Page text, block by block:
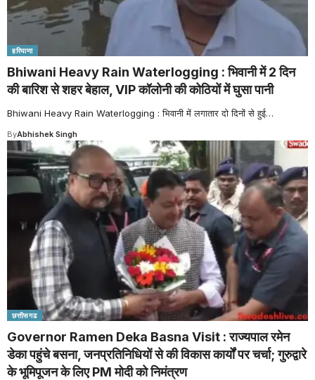
हरियाणा
Bhiwani Heavy Rain Waterlogging : भिवानी में 2 दिन
की बारिश से शहर बेहाल, VIP कॉलोनी की कोठियों में घुसा पानी
Bhiwani Heavy Rain Waterlogging : भिवानी में लगातार दो दिनों से हुई…
ByAbhishek Singh
छत्तीसगढ
Governor Ramen Deka Basna Visit : राज्यपाल रमेन
डेका पहुंचे बसना, जनप्रतिनिधियों से की विकास कार्यों पर चर्चा; गुरुद्वारे
के भूमिपूजन के लिए PM मोदी को निमंत्रण